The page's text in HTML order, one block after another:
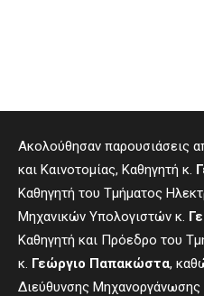
Ακολούθησαν παρουσιάσεις
και Καινοτομίας, Καθηγητή κ.
Καθηγητή του Τμήματος
Μηχανικών Υπολογιστών κ.
Καθηγητή και Πρόεδρο του
κ. Γεώργιο Παπακώστα,
Διεύθυνσης Μηχανοργάνωσης